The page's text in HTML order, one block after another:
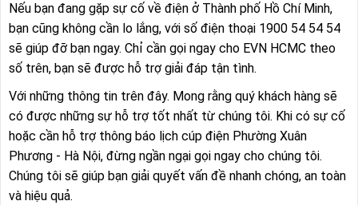
Nếu bạn đang gặp sự cố về điện ở Thành phố Hồ Chí Minh,
bạn cũng không cần lo lắng, với số điện thoại 1900 54 54 54
sẽ giúp đỡ bạn ngay. Chỉ cần gọi ngay cho EVN HCMC theo
số trên, bạn sẽ được hỗ trợ giải đáp tận tình.
Với những thông tin trên đây. Mong rằng quý khách hàng sẽ
có được những sự hỗ trợ tốt nhất từ chúng tôi. Khi có sự cố
hoặc cần hỗ trợ thông báo lịch cúp điện Phường Xuân
Phương - Hà Nội, đừng ngần ngại gọi ngay cho chúng tôi.
Chúng tôi sẽ giúp bạn giải quyết vấn đề nhanh chóng, an toàn
và hiệu quả.